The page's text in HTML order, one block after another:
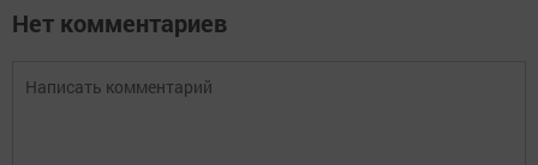
Нет комментариев